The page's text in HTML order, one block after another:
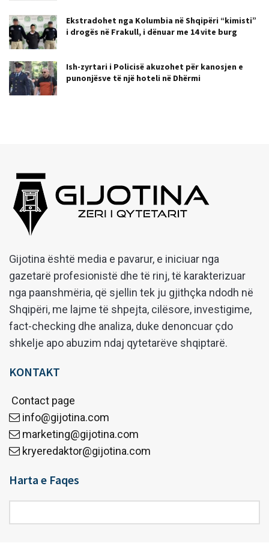
Ekstradohet nga Kolumbia në Shqipëri “kimisti”
i drogës në Frakull, i dënuar me 14 vite burg
Ish-zyrtari i Policisë akuzohet për kanosjen e
punonjësve të një hoteli në Dhërmi
Gijotina është media e pavarur, e iniciuar nga
gazetarë profesionistë dhe të rinj, të karakterizuar
nga paanshmëria, që sjellin tek ju gjithçka ndodh në
Shqipëri, me lajme të shpejta, cilësore, investigime,
fact-checking dhe analiza, duke denoncuar çdo
shkelje apo abuzim ndaj qytetarëve shqiptarë.
KONTAKT
Contact page
info@gijotina.com
marketing@gijotina.com
kryeredaktor@gijotina.com
Harta e Faqes
e